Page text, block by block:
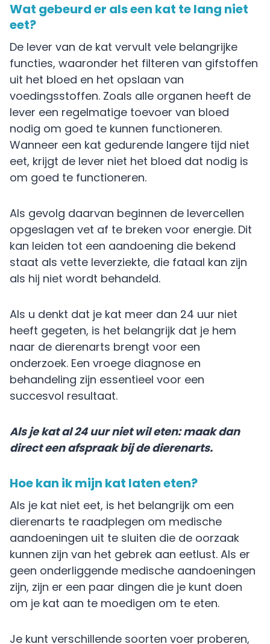
Wat gebeurd er als een kat te lang niet
eet?
De lever van de kat vervult vele belangrijke
functies, waaronder het filteren van gifstoffen
uit het bloed en het opslaan van
voedingsstoffen. Zoals alle organen heeft de
lever een regelmatige toevoer van bloed
nodig om goed te kunnen functioneren.
Wanneer een kat gedurende langere tijd niet
eet, krijgt de lever niet het bloed dat nodig is
om goed te functioneren.
Als gevolg daarvan beginnen de levercellen
opgeslagen vet af te breken voor energie. Dit
kan leiden tot een aandoening die bekend
staat als vette leverziekte, die fataal kan zijn
als hij niet wordt behandeld.
Als u denkt dat je kat meer dan 24 uur niet
heeft gegeten, is het belangrijk dat je hem
naar de dierenarts brengt voor een
onderzoek. Een vroege diagnose en
behandeling zijn essentieel voor een
succesvol resultaat.
Als je kat al 24 uur niet wil eten: maak dan
direct een afspraak bij de dierenarts.
Hoe kan ik mijn kat laten eten?
Als je kat niet eet, is het belangrijk om een
dierenarts te raadplegen om medische
aandoeningen uit te sluiten die de oorzaak
kunnen zijn van het gebrek aan eetlust. Als er
geen onderliggende medische aandoeningen
zijn, zijn er een paar dingen die je kunt doen
om je kat aan te moedigen om te eten.
Je kunt verschillende soorten voer proberen,